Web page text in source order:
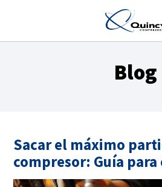
Blog
Sacar el máximo
compresor: Guía para